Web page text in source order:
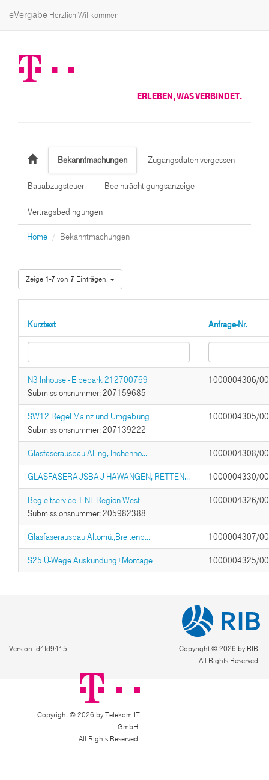
eVergabe Herzlich Willkommen
ERLEBEN, WAS VERBINDET.
Bekanntmachungen Zugangsdaten vergessen
Bauabzugsteuer Beeinträchtigungsanzeige
Vertragsbedingungen
Home Bekanntmachungen
Zeige 1-7von 7 Einträgen.
Kurztext Anfrage-Nr.
N3 Inhouse - Elbepark 212700769
Submissionsnummer: 207159685
1000004306/
SW12 Regel Mainz und Umgebung
Submissionsnummer: 207139222
1000004305/
Glasfaserausbau Alling, Inchenho... 1000004308/
GLASFASERAUSBAU HAWANGEN, RETTEN... 1000004330/
Begleitservice T NL Region West
Submissionsnummer: 205982388
1000004326/
Glasfaserausbau Altomü.,Breitenb... 1000004307/
S25 Ü-Wege Auskundung+Montage 1000004325/
Version: d4fd9415
Copyright © 2026 by RIB.
All Rights Reserved.
Copyright © 2026 by Telekom IT
GmbH.
All Rights Reserved.